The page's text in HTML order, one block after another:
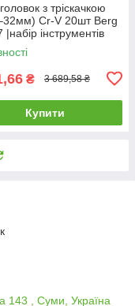
з тріскачкою
Cr-V 20шт Berg
інструментів
с трещоткой
20шт
₴ 3 689,58 ₴
Купити
143 , Суми, Україна